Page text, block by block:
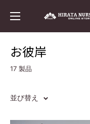
テ
ー
セ
ー
お彼岸
17 製品
並び替え